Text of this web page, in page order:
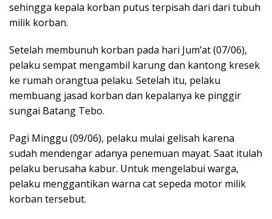
sehingga kepala korban putus terpisah dari dari tubuh
milik korban.
Setelah membunuh korban pada hari Jum’at (07/06),
pelaku sempat mengambil karung dan kantong kresek
ke rumah orangtua pelaku. Setelah itu, pelaku
membuang jasad korban dan kepalanya ke pinggir
sungai Batang Tebo.
Pagi Minggu (09/06), pelaku mulai gelisah karena
sudah mendengar adanya penemuan mayat. Saat itulah
pelaku berusaha kabur. Untuk mengelabui warga,
pelaku menggantikan warna cat sepeda motor milik
korban tersebut.